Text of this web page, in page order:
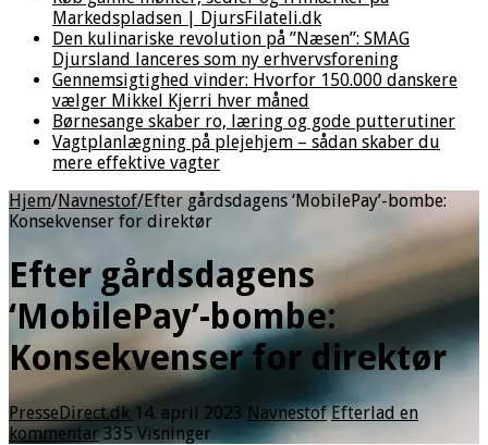
Markedspladsen | DjursFilateli.dk
Den kulinariske revolution på ”Næsen”: SMAG
Djursland lanceres som ny erhvervsforening
Gennemsigtighed vinder: Hvorfor 150.000 danskere
vælger Mikkel Kjerri hver måned
Børnesange skaber ro, læring og gode putterutiner
Vagtplanlægning på plejehjem – sådan skaber du
mere effektive vagter
Hjem/Navnestof/Efter gårdsdagens ‘MobilePay’-bombe:
Konsekvenser for direktør
Efter gårdsdagens
‘MobilePay’-bombe:
Konsekvenser for direktør
PresseDirect.dk 14. april 2023 Navnestof Efterlad en
kommentar 335 Visninger